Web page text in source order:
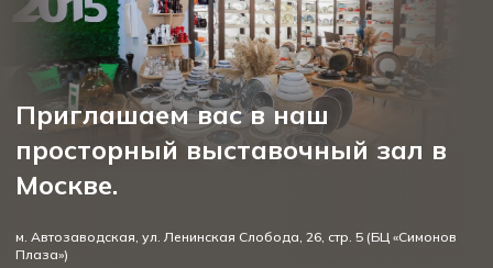
Приглашаем вас в наш
просторный выставочный зал в
Москве.
м. Автозаводская, ул. Ленинская Слобода, 26, стр. 5 (БЦ «Симонов
Плаза»)